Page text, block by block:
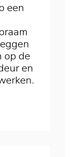
een
op de
en